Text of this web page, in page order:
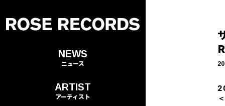
NEWS
ニュース
ARTIST
アーティスト